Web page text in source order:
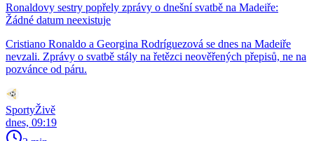
Ronaldovy sestry popřely zprávy o dnešní svatbě na Madeiře:
Žádné datum neexistuje
Cristiano Ronaldo a Georgina Rodríguezová se dnes na Madeiře
nevzali. Zprávy o svatbě stály na řetězci neověřených přepisů, ne na
pozvánce od páru.
SportyŽivě
dnes, 09:19